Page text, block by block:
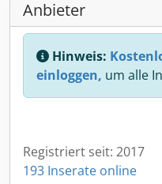
Anbieter
Hinweis:
einloggen, um alle
Registriert seit: 2017
193 Inserate online